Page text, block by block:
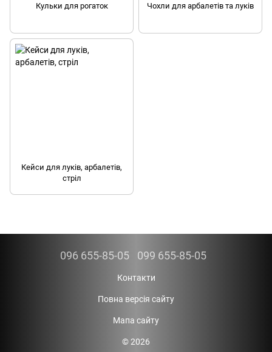
Кульки для рогаток Чохли для арбалетів та луків
Кейси для луків, арбалетів,
стріл
096 655-85-05 099 655-85-05
Контакти
Повна версія сайту
Мапа сайту
© 2026